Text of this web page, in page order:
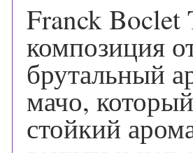
Franck Boclet
композиция
брутальный
мачо,
стойкий